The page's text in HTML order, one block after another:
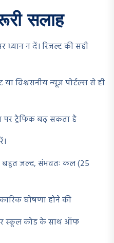
सलाह
ध्यान न दें। रिजल्ट की सही
विश्वसनीय न्यूज पोर्टल्स से ही
पर ट्रैफिक बढ़ सकता है
बहुत जल्द, संभवतः कल (25
घोषणा होने की
स्कूल कोड के साथ ऑफ